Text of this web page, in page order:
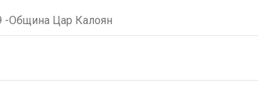
-Община Цар Калоян